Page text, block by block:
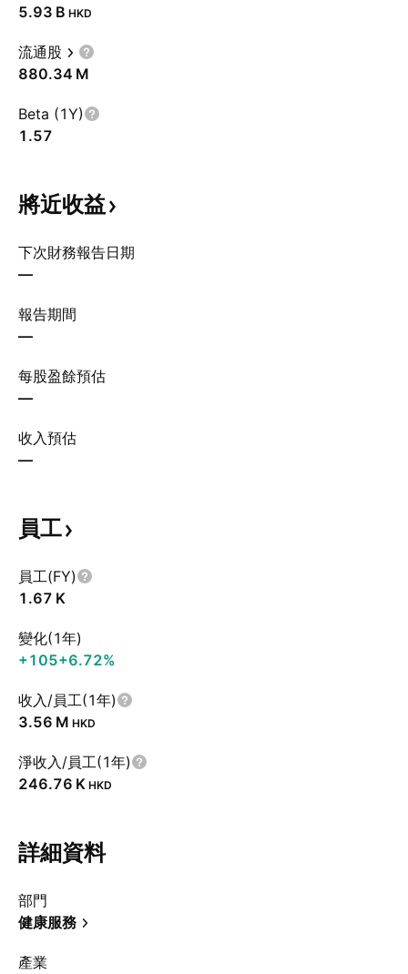
‪5.93 B‬ HKD
流通股
‪880.34 M‬
Beta (1Y)
1.57
將近收益
下次財務報告日期
—
報告期間
—
每股盈餘預估
—
收入預估
—
員工
員工(FY)
‪1.67 K‬
變化(1年)
+105+6.72%
收入/員工(1年)
‪3.56 M‬ HKD
淨收入/員工(1年)
‪246.76 K‬ HKD
詳細資料
部門
健康服務
產業